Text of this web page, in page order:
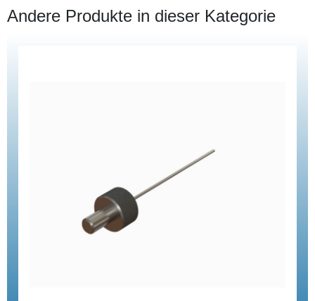
Andere Produkte in dieser Kategorie